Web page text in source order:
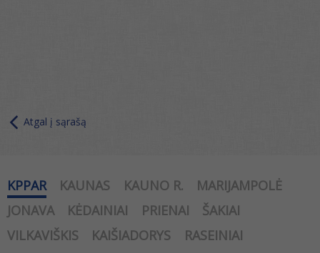
Atgal į sąrašą
KPPAR KAUNAS KAUNO R.
MARIJAMPOLĖ
JONAVA
KĖDAINIAI PRIENAI
ŠAKIAI
VILKAVIŠKIS
KAIŠIADORYS RASEINIAI